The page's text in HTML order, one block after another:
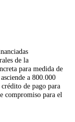
de la
para medida de
a 800.000
de pago para
compromiso para el